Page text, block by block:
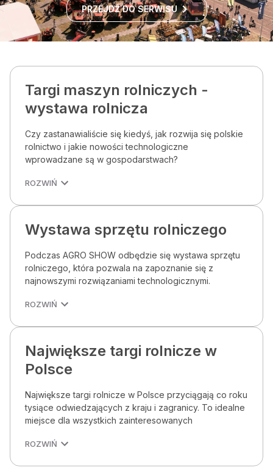
PRZEJDŹ DO SERWISU
Targi maszyn rolniczych -
wystawa rolnicza
Czy zastanawialiście się kiedyś, jak rozwija się polskie
rolnictwo i jakie nowości technologiczne
wprowadzane są w gospodarstwach?
ROZWIŃ
Wystawa sprzętu rolniczego
Podczas AGRO SHOW odbędzie się wystawa sprzętu
rolniczego, która pozwala na zapoznanie się z
najnowszymi rozwiązaniami technologicznymi.
ROZWIŃ
Największe targi rolnicze w
Polsce
Największe targi rolnicze w Polsce przyciągają co roku
tysiące odwiedzających z kraju i zagranicy. To idealne
miejsce dla wszystkich zainteresowanych
ROZWIŃ